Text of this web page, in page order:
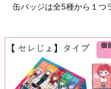
缶バッジは全5種から１つ